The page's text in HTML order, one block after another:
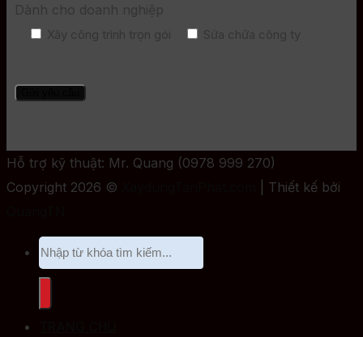
Dành cho doanh nghiệp
Xây công trình trọn gói Sửa chữa công ty
Hỗ trợ kỹ thuật: Mr. Quang (0978 999 270)
Copyright 2026 ©
| Thiết kế bởi